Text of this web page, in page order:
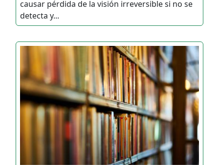
causar pérdida de la visión irreversible si no se
detecta y...